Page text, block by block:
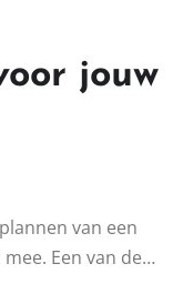
jouw
van een
Een van de…